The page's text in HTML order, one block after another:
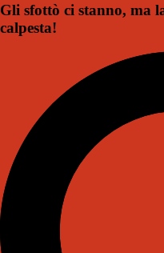
Gli sfottò ci stanno, ma
calpesta!